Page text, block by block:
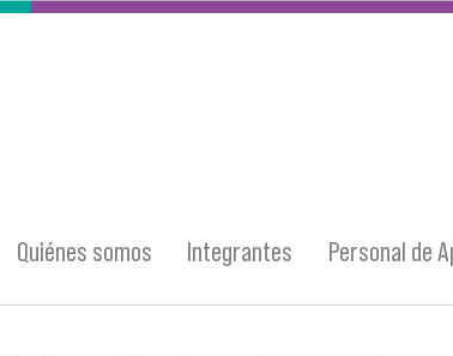
Quiénes somos Integrantes Personal de